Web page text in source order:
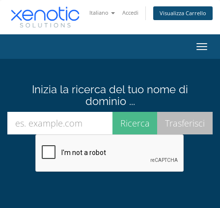
Italiano Accedi Visualizza Carrello
Attiva
Inizia la ricerca del tuo nome di
dominio ...